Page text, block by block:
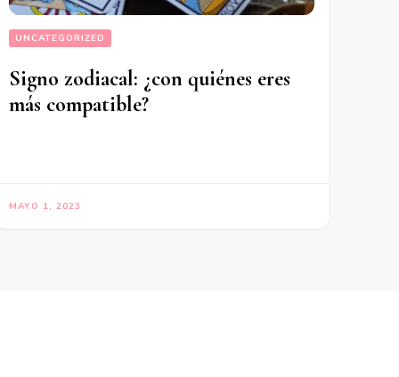
UNCATEGORIZED
Signo zodiacal: ¿con quiénes eres
más compatible?
MAYO 1, 2023